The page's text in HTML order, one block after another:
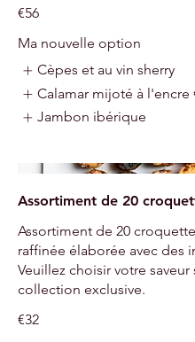
€56
Ma nouvelle option
Cèpes et au vin sherry
Calamar mijoté à l'encre
Jambon ibérique
Assortiment de 20
Assortiment de 20
raffinée élaborée avec des
Veuillez choisir votre
collection exclusive.
€32